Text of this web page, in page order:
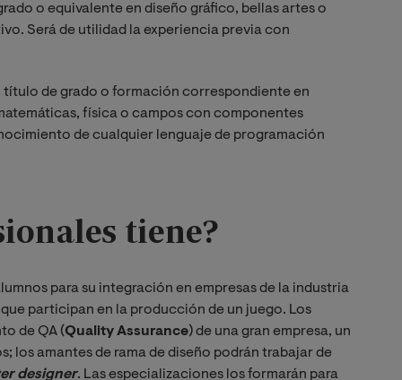
o equivalente en diseño gráfico, bellas artes o
Será de utilidad la experiencia previa con
título de grado o formación correspondiente en
física o campos con componentes
de cualquier lenguaje de programación
tiene?
para su integración en empresas de la industria
participan en la producción de un juego. Los
de QA (Quality Assurance) de una gran empresa, un
los amantes de rama de diseño podrán trabajar de
designer. Las especializaciones los formarán para